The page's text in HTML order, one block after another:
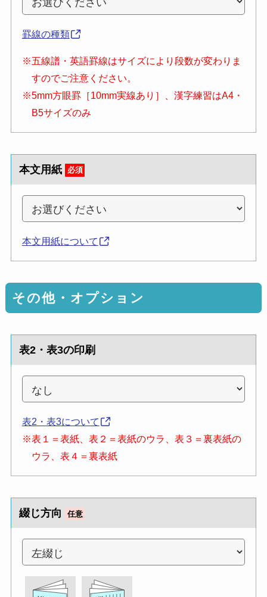
罫線の種類
※五線譜・英語罫線はサイズにより段数が変わりま
すのでご注意ください。
※5mm方眼罫［10mm実線あり］、漢字練習はA4・
B5サイズのみ
本文用紙 必須
本文用紙について
その他・オプション
表2・表3の印刷
表2・表3について
※表１＝表紙、表２＝表紙のウラ、表３＝裏表紙の
ウラ、表４＝裏表紙
綴じ方向 任意